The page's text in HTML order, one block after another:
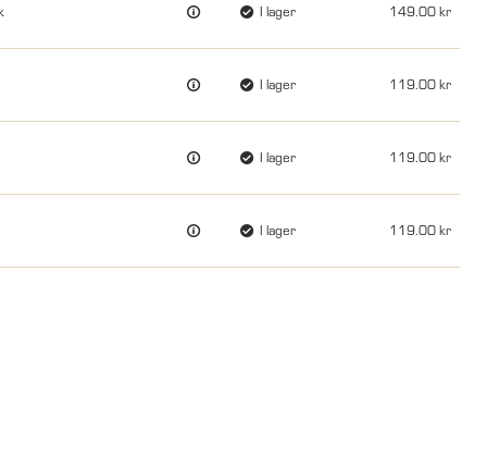
I lager 149.00
I lager 119.00
I lager 119.00
I lager 119.00